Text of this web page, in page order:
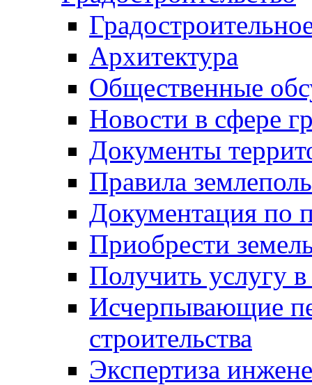
Архитектура
Общественные
Новости в сфере
Документы
Правила
Документация по
Приобрести
Получить услугу в
Исчерпывающие
строительства
Экспертиза